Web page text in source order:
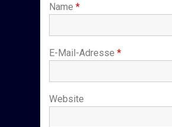
Name *
E-Mail-Adresse *
Website